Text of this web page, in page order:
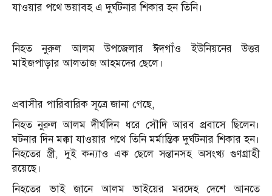
যাওয়ার পথে ভয়াবহ এ দুর্ঘটনার শিকার হন তিনি।
নিহত নুরুল আলম উপজেলার ঈদগাঁও ইউনিয়নের উত্তর
মাইজপাড়ার আলতাজ আহমদের ছেলে।
প্রবাসীর পারিবারিক সূত্রে জানা গেছে,
নিহত নুরুল আলম দীর্ঘদিন ধরে সৌদি আরব প্রবাসে ছিলেন।
ঘটনার দিন মক্কা যাওয়ার পথে তিনি মর্মান্তিক দুর্ঘটনার শিকার হন।
নিহতের স্ত্রী, দুই কন্যাও এক ছেলে সন্তানসহ অসংখ্য গুণগ্রাহী
রয়েছে।
নিহতের ভাই জানে আলম ভাইয়ের মরদেহ দেশে আনতে